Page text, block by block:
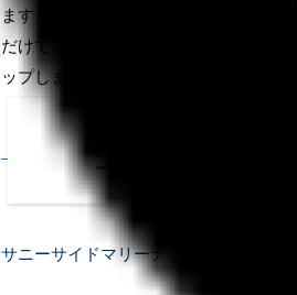
ます。
級）免許を所有し、
だけでなく、
免許が失効してしまった
ップしませんか♪
サニーサイドマリーナウラガで申し込